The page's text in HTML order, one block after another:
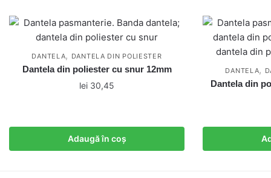
DANTELA, DANTELA DIN POLIESTER
Dantela din poliester cu snur 12mm
lei 30,45
Adaugă în coș
DANTELA,
Dantela din